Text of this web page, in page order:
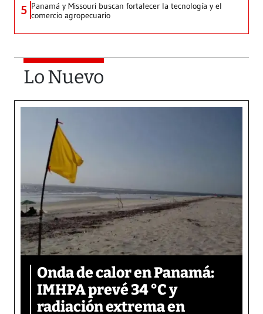
5 Panamá y Missouri buscan fortalecer la tecnología y el
comercio agropecuario
Lo Nuevo
Onda de calor en Panamá:
IMHPA prevé 34 °C y
radiación extrema en